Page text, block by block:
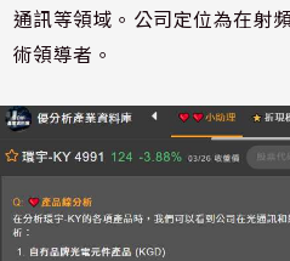
通訊等領域。公司定位為在射
術領導者。